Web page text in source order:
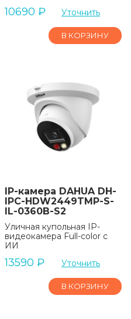
10690 ₽ Уточнить
В КОРЗИНУ
IP-камера DAHUA DH-
IPC-HDW2449TMP-S-
IL-0360B-S2
Уличная купольная IP-
видеокамера Full-color с
ИИ
13590 ₽ Уточнить
В КОРЗИНУ